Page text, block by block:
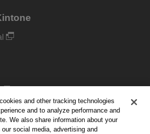
and other tracking technologies
and to analyze performance and
We also share information about your
social media, advertising and